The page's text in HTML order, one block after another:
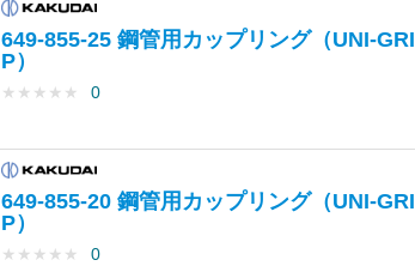
649-855-25 鋼管用カップリング（UNI-GRI
P）
★ ★ ★ ★ ★ 0
649-855-20 鋼管用カップリング（UNI-GRI
P）
★ ★ ★ ★ ★ 0